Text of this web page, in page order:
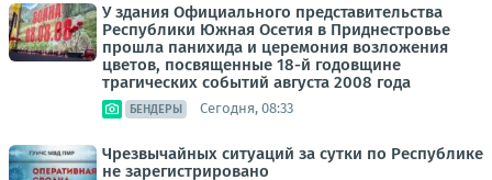
У здания Официального представительства
Республики Южная Осетия в Приднестровье
прошла панихида и церемония возложения
цветов, посвященные 18-й годовщине
трагических событий августа 2008 года
БЕНДЕРЫ Сегодня, 08:33
Чрезвычайных ситуаций за сутки по Республике
не зарегистрировано